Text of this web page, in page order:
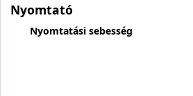
Nyomtató
Nyomtatási sebesség